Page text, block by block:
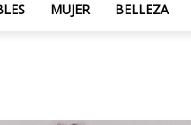
MUJER BELLEZA